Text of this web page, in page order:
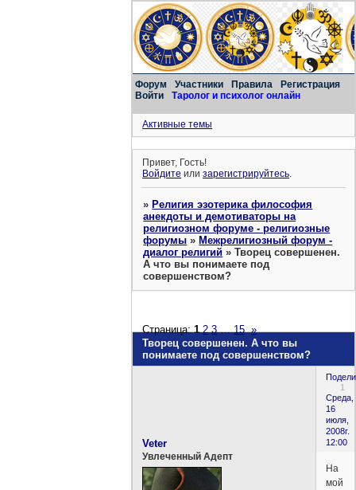
Форум Участники Правила
Регистрация
Войти
Таролог и психолог онлайн
Активные темы
Привет, Гость!
Войдите илизарегистрируйтесь.
»Религия эзотерика философия
анекдоты и демотиваторы на
религиозном форуме - религиозные
форумы »Межрелигиозный форум -
диалог религий »Творец совершенен.
А что вы понимаете под
совершенством?
Творец совершенен. А что вы
понимаете под совершенством?
Страница:1 2 3 … 15 »
1
Среда,
16
июля,
2008г.
12:00
Veter
Увлеченный Адепт
На
мой